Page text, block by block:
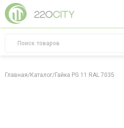
Главная/Каталог/Гайка PG 11 RAL 7035